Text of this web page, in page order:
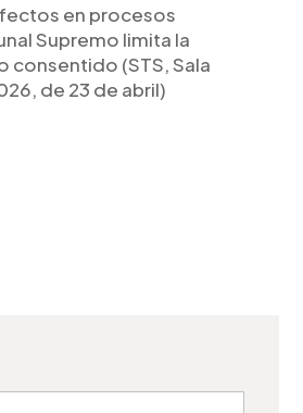
en procesos
Supremo limita la
consentido (STS, Sala
de 23 de abril)